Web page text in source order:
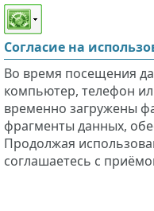
Этот сайт поддерживает
слабовидящих
Согласие на
Во время посещения
компьютер, телефон
временно загружены
фрагменты данных,
Продолжая
соглашаетесь с